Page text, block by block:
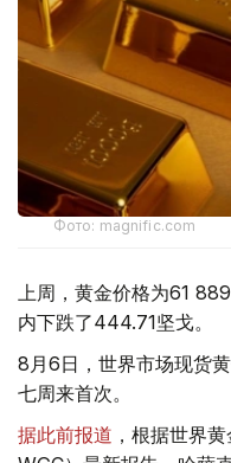
Фото: magnific.com
上周，黄金价格为61
内下跌了444.71坚戈。
8月6日，世界市场现货
七周来首次。
据此前报道 ，根据世界